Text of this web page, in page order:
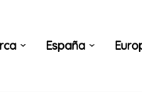
España